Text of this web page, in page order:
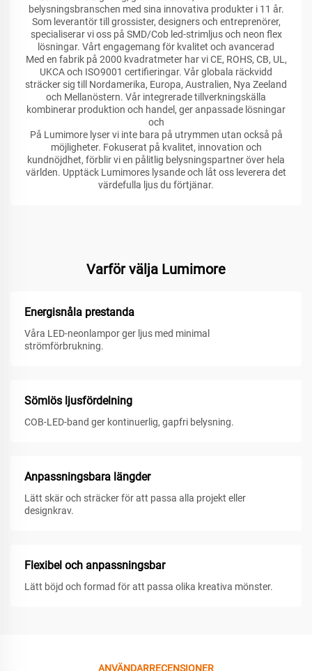
belysningsbranschen med sina innovativa produkter i 11 år.
Som leverantör till grossister, designers och entreprenörer,
specialiserar vi oss på SMD/Cob led-strimljus och neon flex
lösningar. Vårt engagemang för kvalitet och avancerad
Med en fabrik på 2000 kvadratmeter har vi CE, ROHS, CB, UL,
UKCA och ISO9001 certifieringar. Vår globala räckvidd
sträcker sig till Nordamerika, Europa, Australien, Nya Zeeland
och Mellanöstern. Vår integrerade tillverkningskälla
kombinerar produktion och handel, ger anpassade lösningar
och
På Lumimore lyser vi inte bara på utrymmen utan också på
möjligheter. Fokuserat på kvalitet, innovation och
kundnöjdhet, förblir vi en pålitlig belysningspartner över hela
världen. Upptäck Lumimores lysande och låt oss leverera det
värdefulla ljus du förtjänar.
Varför välja Lumimore
Energisnåla prestanda
Våra LED-neonlampor ger ljus med minimal
strömförbrukning.
Sömlös ljusfördelning
COB-LED-band ger kontinuerlig, gapfri belysning.
Anpassningsbara längder
Lätt skär och sträcker för att passa alla projekt eller
designkrav.
Flexibel och anpassningsbar
Lätt böjd och formad för att passa olika kreativa mönster.
ANVÄNDARRECENSIONER